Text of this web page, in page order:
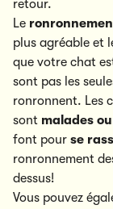
retour.
Le
plus agréable et
que votre chat
sont pas les
ronronnent. Les
sont malades
font pour se
ronronnement
dessus!
Vous pouvez